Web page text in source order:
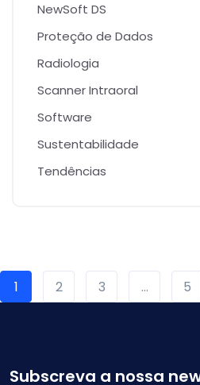
NewSoft DS
Proteção de Dados
Radiologia
Scanner Intraoral
Software
Sustentabilidade
Tendências
1 2 3 … 5
Subscreva a nossa